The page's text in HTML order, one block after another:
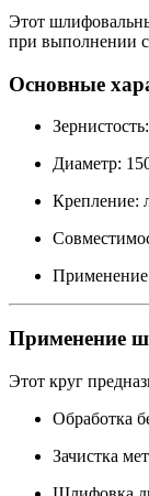
Этот
при выполнении
Основные
Диаметр:
Крепление:
Применение
Этот круг
Обработка
Зачистка